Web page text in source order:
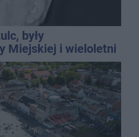
były
Miejskiej i wieloletni